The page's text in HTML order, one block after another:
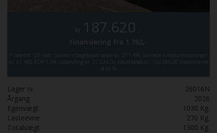
kr 187.620 ,-
Finansiering fra 1.762,-
* Løbetid 120 mdr. Samlet tilbagebetalt beløb kr. 211.496 Samlede Kreditomkostninger
kr. 61.400
ÅOP 7,5% Udbetaling kr. 37.524,00 Kreditbeløb kr. 150.096,00
Debitorrente
4,58 %
Lager nr.
26016N
Årgang
2026
Egenvægt
1030 Kg.
Lasteevne
270 Kg.
Totalvægt
1300 Kg.